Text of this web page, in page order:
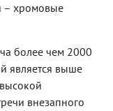
– хромовые
более чем 2000
является выше
внезапного